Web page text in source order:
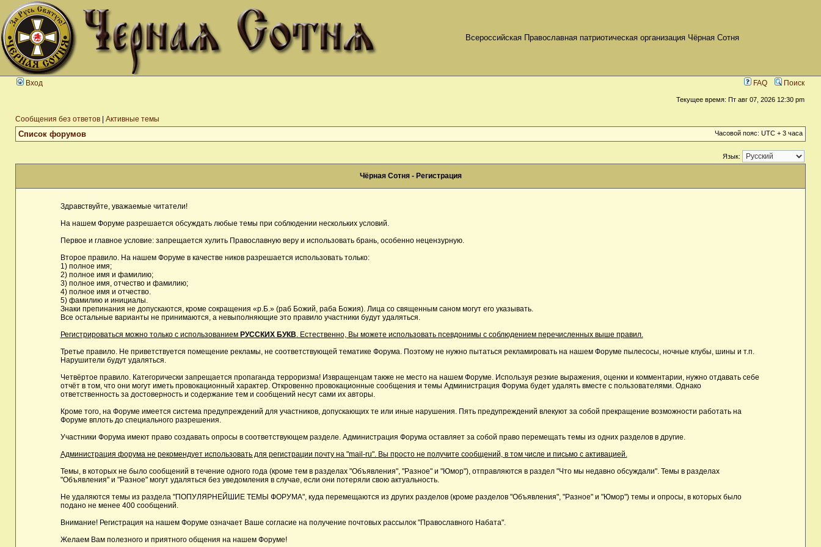
Всероссийская Православная патриотическая организация Чёрная Сотня
Вход FAQ Поиск
Текущее время: Пт авг 07, 2026 12:30 pm
Сообщения без ответов Активные темы
Список форумов Часовой пояс: UTC + 3 часа
Язык:
Чёрная Сотня - Регистрация
Здравствуйте, уважаемые читатели!
На нашем Форуме разрешается обсуждать любые темы при соблюдении нескольких условий.
Первое и главное условие: запрещается хулить Православную веру и использовать брань, особенно нецензурную.
Второе правило. На нашем Форуме в качестве ников разрешается использовать только:
1) полное имя;
2) полное имя и фамилию;
3) полное имя, отчество и фамилию;
4) полное имя и отчество.
5) фамилию и инициалы.
Знаки препинания не допускаются, кроме сокращения «р.Б.» (раб Божий, раба Божия). Лица со священным саном могут его указывать.
Все остальные варианты не принимаются, а невыполняющие это правило участники будут удаляться.
Регистрироваться можно только с использованием РУССКИХ БУКВ. Естественно, Вы можете использовать псевдонимы с соблюдением перечисленных выше правил.
Третье правило. Не приветствуется помещение рекламы, не соответствующей тематике Форума. Поэтому не нужно пытаться рекламировать на нашем Форуме пылесосы, ночные клубы, шины и т.п.
Нарушители будут удаляться.
Четвёртое правило. Категорически запрещается пропаганда терроризма! Извращенцам также не место на нашем Форуме. Используя резкие выражения, оценки и комментарии, нужно отдавать себе
отчёт в том, что они могут иметь провокационный характер. Откровенно провокационные сообщения и темы Администрация Форума будет удалять вместе с пользователями. Однако
ответственность за достоверность и содержание тем и сообщений несут сами их авторы.
Кроме того, на Форуме имеется система предупреждений для участников, допускающих те или иные нарушения. Пять предупреждений влекуют за собой прекращение возможности работать на
Форуме вплоть до специального разрешения.
Участники Форума имеют право создавать опросы в соответствующем разделе. Администрация Форума оставляет за собой право перемещать темы из одних разделов в другие.
Администрация форума не рекомендует использовать для регистрации почту на "mail-ru". Вы просто не получите сообщений, в том числе и письмо с активацией.
Темы, в которых не было сообщений в течение одного года (кроме тем в разделах "Объявления", "Разное" и "Юмор"), отправляются в раздел "Что мы недавно обсуждали". Темы в разделах
"Объявления" и "Разное" могут удаляться без уведомления в случае, если они потеряли свою актуальность.
Не удаляются темы из раздела "ПОПУЛЯРНЕЙШИЕ ТЕМЫ ФОРУМА", куда перемещаются из других разделов (кроме разделов "Объявления", "Разное" и "Юмор") темы и опросы, в которых было
подано не менее 400 сообщений.
Внимание! Регистрация на нашем Форуме означает Ваше согласие на получение почтовых рассылок "Православного Набата".
Желаем Вам полезного и приятного общения на нашем Форуме!